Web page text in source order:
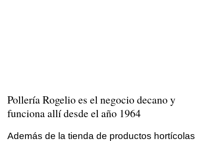
Pollería Rogelio es el negocio decano y
funciona allí desde el año 1964
Además de la tienda de productos hortícolas